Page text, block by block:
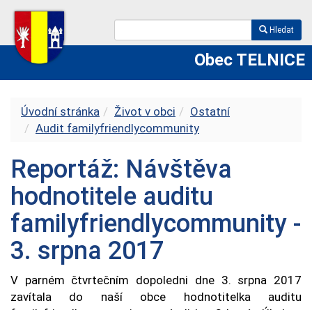
Hledat
Obec TELNICE
Úvodní stránka Život v obci
Ostatní
Audit familyfriendlycommunity
Reportáž: Návštěva
hodnotitele auditu
familyfriendlycommunity -
3. srpna 2017
V parném čtvrtečním dopoledni dne 3. srpna 2017
zavítala do naší obce hodnotitelka auditu